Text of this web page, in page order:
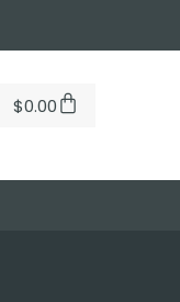
$0.00